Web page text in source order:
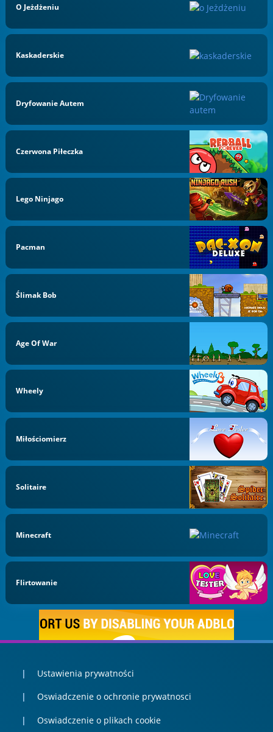
O Jeżdżeniu
Kaskaderskie
Dryfowanie Autem
Czerwona Piłeczka
Lego Ninjago
Pacman
Ślimak Bob
Age Of War
Wheely
Miłościomierz
Solitaire
Minecraft
Flirtowanie
Ustawienia prywatności
Oswiadczenie o ochronie prywatnosci
Oswiadczenie o plikach cookie